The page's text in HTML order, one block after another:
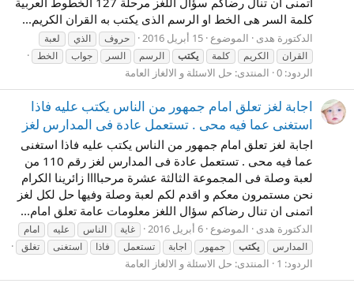
كلمة السر هى الخط او الرسم الذى يكتب به القران الكريم...
الدكتورة هدى الموضوع 15 أبريل 2016 حروف الذي
لعبة
القران
الكريم كلمة يكتب الرسم السر جواب الخط
الردود: 0 المنتدى: حل الاسئلة و الالغاز العامة
اجابة لغز تعلق امام جمهور من الناس يكتب عليه فاذا
استغنى عما فيه محى . تستعمل عادة فى المدارس لغز
اجابة لغز تعلق امام جمهور من الناس يكتب عليه فاذا استغنى
عما فيه محى . تستعمل عادة فى المدارس لغز رقم 110 من
لعبة وصلة فى المجموعة الثالثة عشرة مرحباااا زائرينا الكرام
نحن مستمرون معكم و اقدم لكم لعبة وصلة وفيها حل لكل لغز
اتمنى ان تنال رضاكم سؤال اللغز معلومات عامة تعلق امام...
الدكتورة هدى الموضوع 6 أبريل 2016 غاية الناس عليه
امام
المدارس
يكتب جمهور اجابة تستعمل فاذا استغنى تغلق
الردود: 1 المنتدى: حل الاسئلة و الالغاز العامة